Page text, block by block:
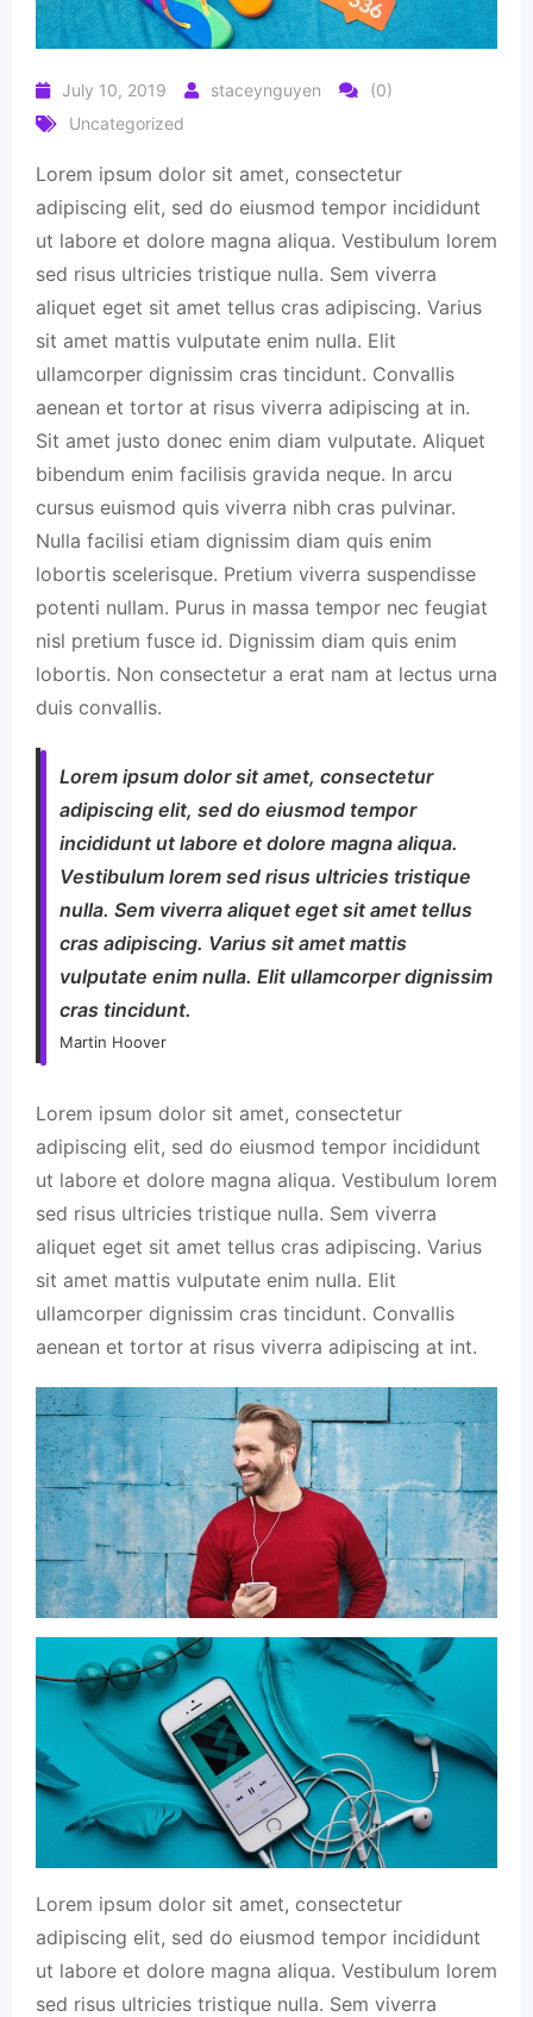
July 10, 2019 staceynguyen
(0)
Uncategorized
Lorem ipsum dolor sit amet, consectetur
adipiscing elit, sed do eiusmod tempor incididunt
ut labore et dolore magna aliqua. Vestibulum lorem
sed risus ultricies tristique nulla. Sem viverra
aliquet eget sit amet tellus cras adipiscing. Varius
sit amet mattis vulputate enim nulla. Elit
ullamcorper dignissim cras tincidunt. Convallis
aenean et tortor at risus viverra adipiscing at in.
Sit amet justo donec enim diam vulputate. Aliquet
bibendum enim facilisis gravida neque. In arcu
cursus euismod quis viverra nibh cras pulvinar.
Nulla facilisi etiam dignissim diam quis enim
lobortis scelerisque. Pretium viverra suspendisse
potenti nullam. Purus in massa tempor nec feugiat
nisl pretium fusce id. Dignissim diam quis enim
lobortis. Non consectetur a erat nam at lectus urna
duis convallis.
Lorem ipsum dolor sit amet, consectetur
adipiscing elit, sed do eiusmod tempor
incididunt ut labore et dolore magna aliqua.
Vestibulum lorem sed risus ultricies tristique
nulla. Sem viverra aliquet eget sit amet tellus
cras adipiscing. Varius sit amet mattis
vulputate enim nulla. Elit ullamcorper dignissim
cras tincidunt.
Martin Hoover
Lorem ipsum dolor sit amet, consectetur
adipiscing elit, sed do eiusmod tempor incididunt
ut labore et dolore magna aliqua. Vestibulum lorem
sed risus ultricies tristique nulla. Sem viverra
aliquet eget sit amet tellus cras adipiscing. Varius
sit amet mattis vulputate enim nulla. Elit
ullamcorper dignissim cras tincidunt. Convallis
aenean et tortor at risus viverra adipiscing at int.
Lorem ipsum dolor sit amet, consectetur
adipiscing elit, sed do eiusmod tempor incididunt
ut labore et dolore magna aliqua. Vestibulum lorem
sed risus ultricies tristique nulla. Sem viverra